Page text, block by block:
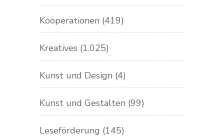
Kooperationen (419)
Kreatives (1.025)
Kunst und Design (4)
Kunst und Gestalten (99)
Leseförderung (145)